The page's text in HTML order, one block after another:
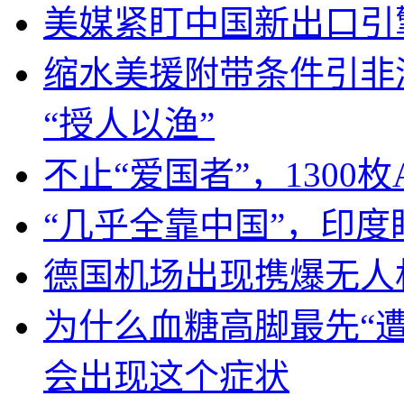
美媒紧盯中国新出口
缩水美援附带条件引
“授人以渔”
不止“爱国者”，1300
“几乎全靠中国”，印
德国机场出现携爆无
为什么血糖高脚最先“
会出现这个症状